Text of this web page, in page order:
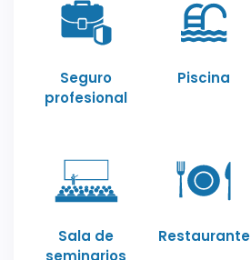
Seguro
profesional
Piscina
Sala de
seminarios
Restaurante